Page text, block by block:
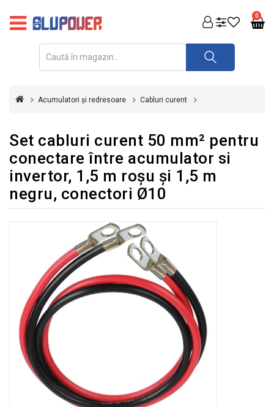
0
FOTOVOLTAICE
REDRESOARE
INVERTOARE
UPS
&
STABILIZATOARE
GRADINA
SCULE
ECHIPAMENTE
ELECTRICE
ECHIPAMENTE
Acumulatori și redresoare Cabluri curent
Set cabluri curent 50 mm² pentru
conectare între acumulator si
invertor, 1,5 m roșu şi 1,5 m
negru, conectori Ø10